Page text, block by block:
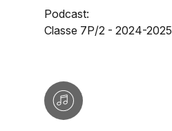
Podcast:
Classe 7P/2 - 2024-2025